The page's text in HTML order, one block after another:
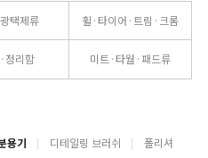
택제류 휠·타이어·트림·크롬
정리함 미트·타월·패드류
용기 디테일링 브러쉬
폴리셔